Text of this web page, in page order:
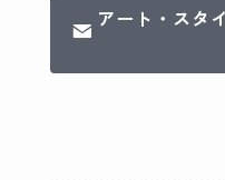
アート・スタ